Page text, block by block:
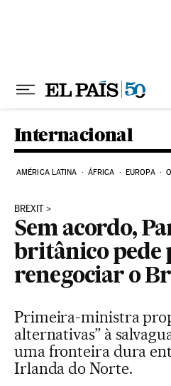
Internacional
AMÉRICA LATINA ÁFRICA EUROPA
BREXIT
Sem acordo,
britânico pede
renegociar o
Primeira-ministra
alternativas” à
uma fronteira dura
Irlanda do Norte.